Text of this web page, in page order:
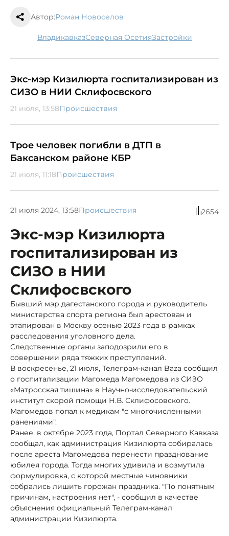
Автор:Роман Новоселов
Владикавказ Северная Осетия застройки
Экс-мэр Кизилюрта госпитализирован из
СИЗО в НИИ Склифосвского
21 июля, 13:58Происшествия
Трое человек погибли в ДТП в
Баксанском районе КБР
21 июля, 11:18Происшествия
21 июля 2024, 13:58Происшествия 2654
Экс-мэр Кизилюрта
госпитализирован из
СИЗО в НИИ
Склифосвского
Бывший мэр дагестанского города и руководитель
министерства спорта региона был арестован и
этапирован в Москву осенью 2023 года в рамках
расследования уголовного дела.
Следственные органы заподозрили его в
совершении ряда тяжких преступлений.
В воскресенье, 21 июля, Телеграм-канал Baza сообщил
о госпитализации Магомеда Магомедова из СИЗО
«Матросская тишина» в Научно-исследовательский
институт скорой помощи Н.В. Склифосовского.
Магомедов попал к медикам "с многочисленными
ранениями".
Ранее, в октябре 2023 года, Портал Северного Кавказа
сообщал, как администрация Кизилюрта собиралась
после ареста Магомедова перенести празднование
юбилея города. Тогда многих удивила и возмутила
формулировка, с которой местные чиновники
собрались лишить горожан праздника. "По понятным
причинам, настроения нет", - сообщил в качестве
объяснения официальный Телеграм-канал
администрации Кизилюрта.